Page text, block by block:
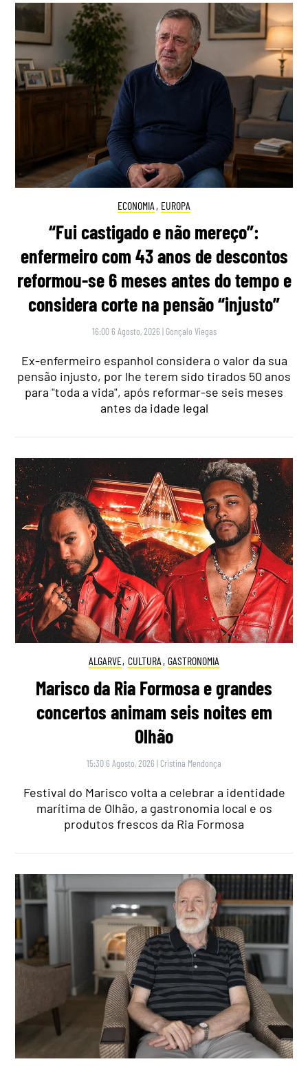
ECONOMIA , EUROPA
“Fui castigado e não mereço”:
enfermeiro com 43 anos de descontos
reformou-se 6 meses antes do tempo e
considera corte na pensão “injusto”
16:00 6 Agosto, 2026 | Gonçalo Viegas
Ex-enfermeiro espanhol considera o valor da sua
pensão injusto, por lhe terem sido tirados 50 anos
para "toda a vida", após reformar-se seis meses
antes da idade legal
ALGARVE, CULTURA , GASTRONOMIA
Marisco da Ria Formosa e grandes
concertos animam seis noites em
Olhão
15:30 6 Agosto, 2026 | Cristina Mendonça
Festival do Marisco volta a celebrar a identidade
marítima de Olhão, a gastronomia local e os
produtos frescos da Ria Formosa